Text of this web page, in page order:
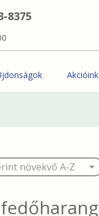
8375
Akcióink